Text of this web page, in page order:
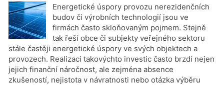
Energetické úspory provozu nerezidenčních
budov či výrobních technologií jsou ve
firmách často skloňovaným pojmem. Stejně
tak řeší obce či subjekty veřejného sektoru
stále častěji energetické úspory ve svých objektech a
provozech. Realizaci takovýchto investic často brzdí nejen
jejich finanční náročnost, ale zejména absence
zkušeností, nejistota v návratnosti nebo otázka výběru